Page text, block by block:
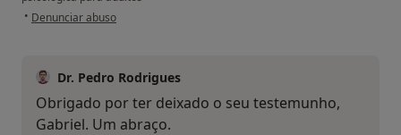
• na opinião do utilizador Gabriel Silva
Denunciar abuso
Dr. Pedro Rodrigues
Obrigado por ter deixado o seu testemunho,
Gabriel. Um abraço.